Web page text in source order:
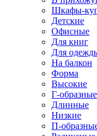
Шкафы-
Детские
Офисные
Для книг
Для
На балкон
Форма
Высокие
Г-образные
Длинные
Низкие
П-